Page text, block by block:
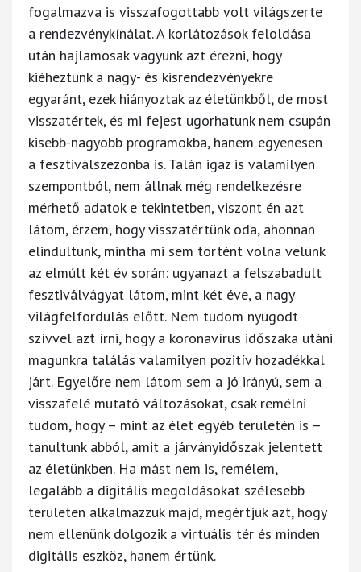
fogalmazva is visszafogottabb volt világszerte
a rendezvénykínálat. A korlátozások feloldása
után hajlamosak vagyunk azt érezni, hogy
kiéheztünk a nagy- és kisrendezvényekre
egyaránt, ezek hiányoztak az életünkből, de most
visszatértek, és mi fejest ugorhatunk nem csupán
kisebb-nagyobb programokba, hanem egyenesen
a fesztiválszezonba is. Talán igaz is valamilyen
szempontból, nem állnak még rendelkezésre
mérhető adatok e tekintetben, viszont én azt
látom, érzem, hogy visszatértünk oda, ahonnan
elindultunk, mintha mi sem történt volna velünk
az elmúlt két év során: ugyanazt a felszabadult
fesztiválvágyat látom, mint két éve, a nagy
világfelfordulás előtt. Nem tudom nyugodt
szívvel azt írni, hogy a koronavírus időszaka utáni
magunkra találás valamilyen pozitív hozadékkal
járt. Egyelőre nem látom sem a jó irányú, sem a
visszafelé mutató változásokat, csak remélni
tudom, hogy – mint az élet egyéb területén is –
tanultunk abból, amit a járványidőszak jelentett
az életünkben. Ha mást nem is, remélem,
legalább a digitális megoldásokat szélesebb
területen alkalmazzuk majd, megértjük azt, hogy
nem ellenünk dolgozik a virtuális tér és minden
digitális eszköz, hanem értünk.